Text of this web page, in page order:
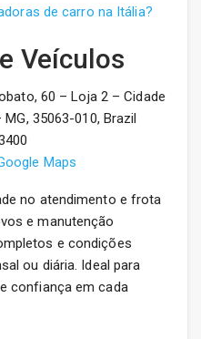
de carro na Itália?
Veículos
60 – Loja 2 – Cidade
35063-010, Brazil
Maps
no atendimento e frota
e manutenção
e condições
ou diária. Ideal para
confiança em cada